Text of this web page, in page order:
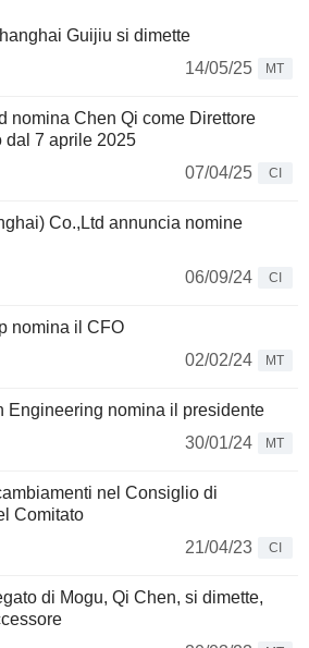
Guijiu si dimette
14/05/25
MT
nomina Chen Qi come Direttore
dal 7 aprile 2025
07/04/25
CI
Co.,Ltd annuncia nomine
06/09/24
CI
nomina il CFO
02/02/24
MT
Engineering nomina il presidente
30/01/24
MT
nel Consiglio di
Comitato
21/04/23
CI
di Mogu, Qi Chen, si dimette,